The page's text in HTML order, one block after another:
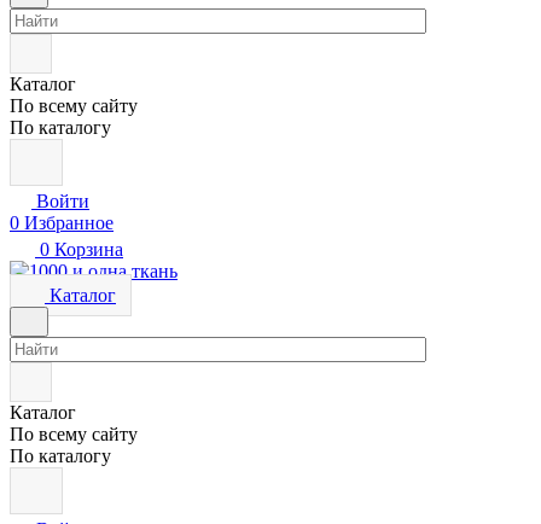
Каталог
По всему сайту
По каталогу
Войти
0 Избранное
0 Корзина
Каталог
Каталог
По всему сайту
По каталогу